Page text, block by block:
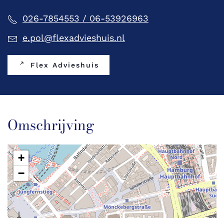
026-7854553 / 06-53926963
e.pol@flexadvieshuis.nl
Flex Advieshuis
Omschrijving
+
−